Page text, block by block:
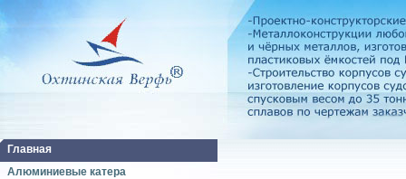
Главная
Алюминиевые катера